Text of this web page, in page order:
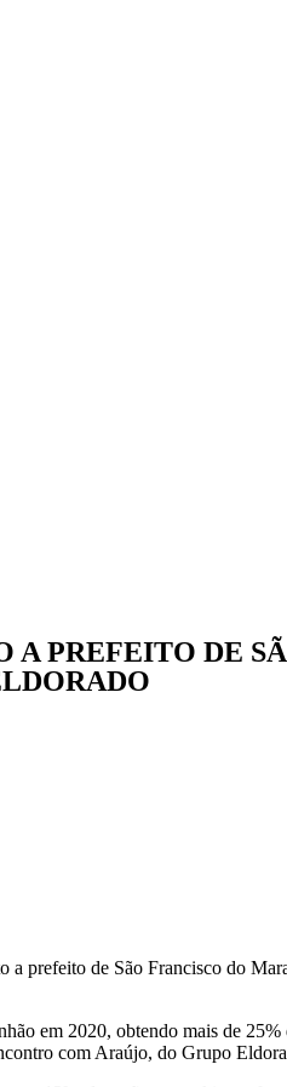
PREFEITO DE
prefeito de São Francisco do
em 2020, obtendo mais de
com Araújo, do Grupo